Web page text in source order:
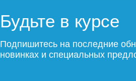
Будьте в курсе
Подпишитесь на последние
новинках и специальных